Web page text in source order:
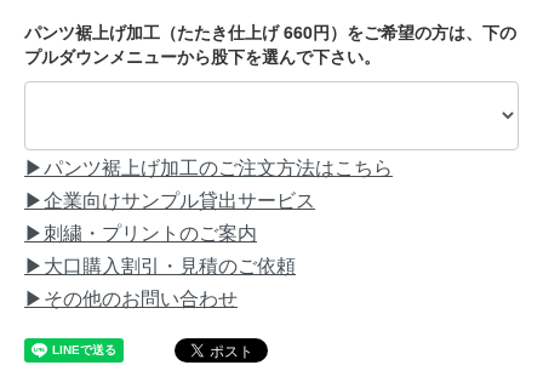
パンツ裾上げ加工（たたき仕上げ 660円）をご希望の方は、下の
プルダウンメニューから股下を選んで下さい。
▶パンツ裾上げ加工のご注文方法はこちら
▶企業向けサンプル貸出サービス
▶刺繍・プリントのご案内
▶大口購入割引・見積のご依頼
▶その他のお問い合わせ